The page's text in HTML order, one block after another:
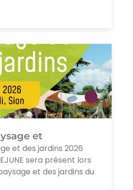
et
et des jardins 2026
sera présent lors
et des jardins du